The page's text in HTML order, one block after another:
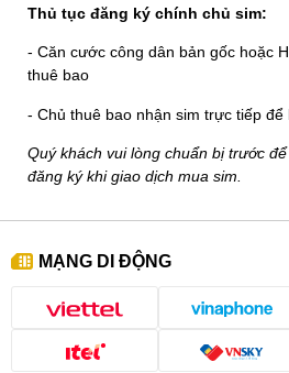
Thủ tục đăng ký chính chủ sim:
- Căn cước công dân bản gốc hoặc
thuê bao
- Chủ thuê bao nhận sim trực tiếp để
Quý khách vui lòng chuẩn bị trước
đăng ký khi giao dịch mua sim.
MẠNG DI ĐỘNG